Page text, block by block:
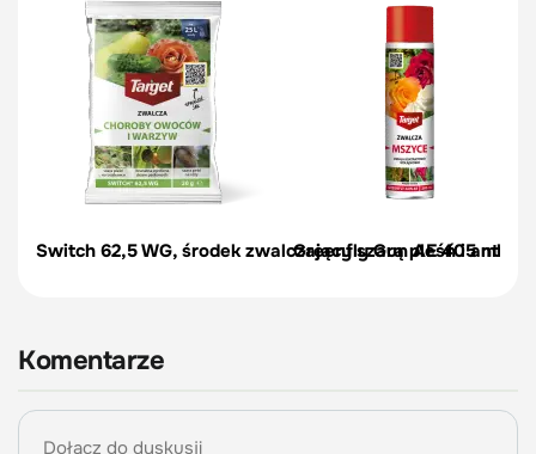
Switch 62,5 WG, środek zwalczający szarą pleśń i
Greenfly Gun AE 405 ml
Komentarze